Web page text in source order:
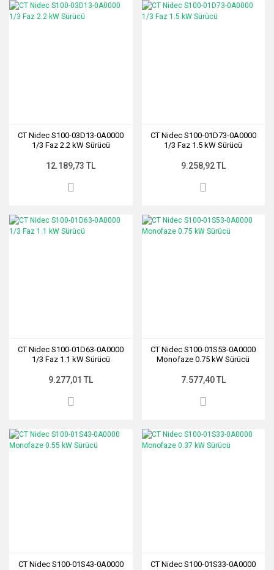
CT Nidec S100-03D13-0A0000
1/3 Faz 2.2 kW Sürücü
12.189,73 TL
CT Nidec S100-01D73-0A0000
1/3 Faz 1.5 kW Sürücü
9.258,92 TL
CT Nidec S100-01D63-0A0000
1/3 Faz 1.1 kW Sürücü
9.277,01 TL
CT Nidec S100-01S53-0A0000
Monofaze 0.75 kW Sürücü
7.577,40 TL
CT Nidec S100-01S43-0A0000
CT Nidec S100-01S33-0A0000